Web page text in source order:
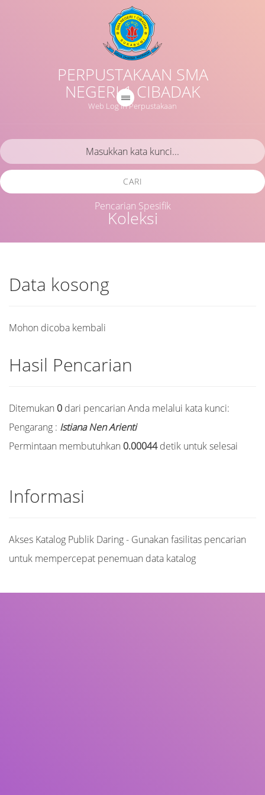
PERPUSTAKAAN SMA
NEGERI 1 CIBADAK
Web Log in Perpustakaan
Koleksi
CARI
Pencarian Spesifik
Data kosong
Mohon dicoba kembali
Hasil Pencarian
Ditemukan 0 dari pencarian Anda melalui kata kunci:
Pengarang : Istiana Nen Arienti
Permintaan membutuhkan 0.00044detik untuk selesai
Informasi
Akses Katalog Publik Daring - Gunakan fasilitas pencarian
untuk mempercepat penemuan data katalog